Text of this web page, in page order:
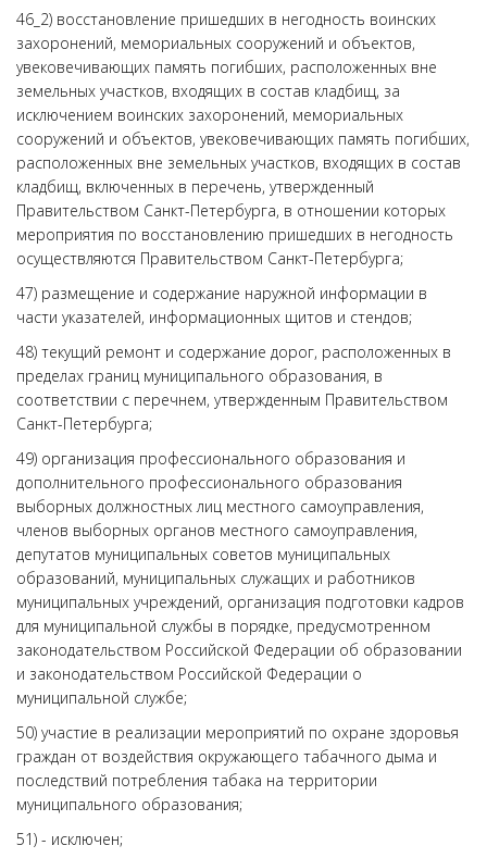
46_2) восстановление пришедших в негодность воинских
захоронений, мемориальных сооружений и объектов,
увековечивающих память погибших, расположенных вне
земельных участков, входящих в состав кладбищ, за
исключением воинских захоронений, мемориальных
сооружений и объектов, увековечивающих память погибших,
расположенных вне земельных участков, входящих в состав
кладбищ, включенных в перечень, утвержденный
Правительством Санкт-Петербурга, в отношении которых
мероприятия по восстановлению пришедших в негодность
осуществляются Правительством Санкт-Петербурга;
47) размещение и содержание наружной информации в
части указателей, информационных щитов и стендов;
48) текущий ремонт и содержание дорог, расположенных в
пределах границ муниципального образования, в
соответствии с перечнем, утвержденным Правительством
Санкт-Петербурга;
49) организация профессионального образования и
дополнительного профессионального образования
выборных должностных лиц местного самоуправления,
членов выборных органов местного самоуправления,
депутатов муниципальных советов муниципальных
образований, муниципальных служащих и работников
муниципальных учреждений, организация подготовки кадров
для муниципальной службы в порядке, предусмотренном
законодательством Российской Федерации об образовании
и законодательством Российской Федерации о
муниципальной службе;
50) участие в реализации мероприятий по охране здоровья
граждан от воздействия окружающего табачного дыма и
последствий потребления табака на территории
муниципального образования;
51) - исключен;